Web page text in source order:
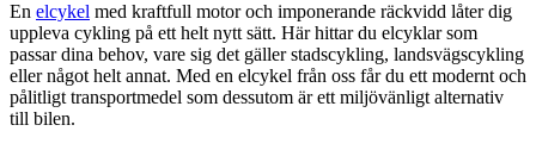
En elcykel med kraftfull motor och imponerande räckvidd låter dig
uppleva cykling på ett helt nytt sätt. Här hittar du elcyklar som
passar dina behov, vare sig det gäller stadscykling, landsvägscykling
eller något helt annat. Med en elcykel från oss får du ett modernt och
pålitligt transportmedel som dessutom är ett miljövänligt alternativ
till bilen.